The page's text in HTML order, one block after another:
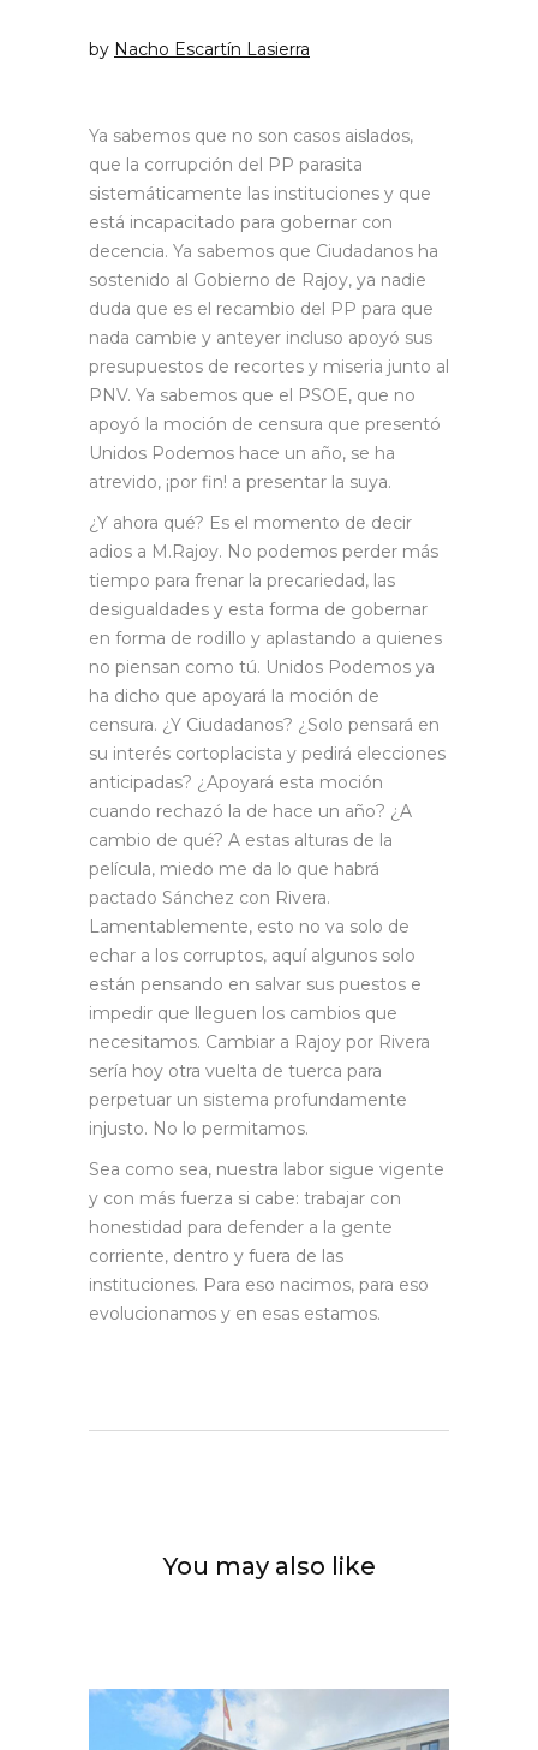
by Nacho Escartín Lasierra
Ya sabemos que no son casos aislados,
que la corrupción del PP parasita
sistemáticamente las instituciones y que
está incapacitado para gobernar con
decencia. Ya sabemos que Ciudadanos ha
sostenido al Gobierno de Rajoy, ya nadie
duda que es el recambio del PP para que
nada cambie y anteyer incluso apoyó sus
presupuestos de recortes y miseria junto al
PNV. Ya sabemos que el PSOE, que no
apoyó la moción de censura que presentó
Unidos Podemos hace un año, se ha
atrevido, ¡por fin! a presentar la suya.
¿Y ahora qué? Es el momento de decir
adios a M.Rajoy. No podemos perder más
tiempo para frenar la precariedad, las
desigualdades y esta forma de gobernar
en forma de rodillo y aplastando a quienes
no piensan como tú. Unidos Podemos ya
ha dicho que apoyará la moción de
censura. ¿Y Ciudadanos? ¿Solo pensará en
su interés cortoplacista y pedirá elecciones
anticipadas? ¿Apoyará esta moción
cuando rechazó la de hace un año? ¿A
cambio de qué? A estas alturas de la
película, miedo me da lo que habrá
pactado Sánchez con Rivera.
Lamentablemente, esto no va solo de
echar a los corruptos, aquí algunos solo
están pensando en salvar sus puestos e
impedir que lleguen los cambios que
necesitamos. Cambiar a Rajoy por Rivera
sería hoy otra vuelta de tuerca para
perpetuar un sistema profundamente
injusto. No lo permitamos.
Sea como sea, nuestra labor sigue vigente
y con más fuerza si cabe: trabajar con
honestidad para defender a la gente
corriente, dentro y fuera de las
instituciones. Para eso nacimos, para eso
evolucionamos y en esas estamos.
You may also like